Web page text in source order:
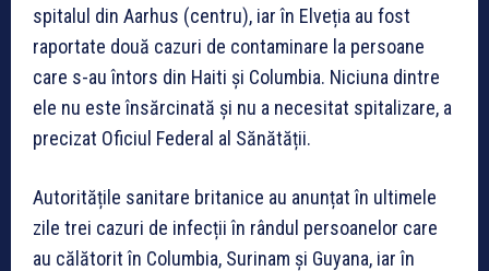
spitalul din Aarhus (centru), iar în Elveția au fost
raportate două cazuri de contaminare la persoane
care s-au întors din Haiti și Columbia. Niciuna dintre
ele nu este însărcinată și nu a necesitat spitalizare, a
precizat Oficiul Federal al Sănătății.
Autoritățile sanitare britanice au anunțat în ultimele
zile trei cazuri de infecții în rândul persoanelor care
au călătorit în Columbia, Surinam și Guyana, iar în